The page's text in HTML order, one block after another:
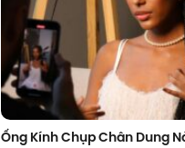
Ống Kính Chụp Chân Dung